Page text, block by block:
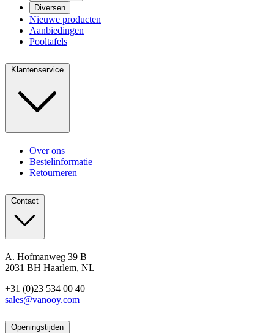
Diversen
Nieuwe producten
Aanbiedingen
Pooltafels
Klantenservice
Over ons
Bestelinformatie
Retourneren
Contact
A. Hofmanweg 39 B
2031 BH Haarlem, NL
+31 (0)23 534 00 40
sales@vanooy.com
Openingstijden